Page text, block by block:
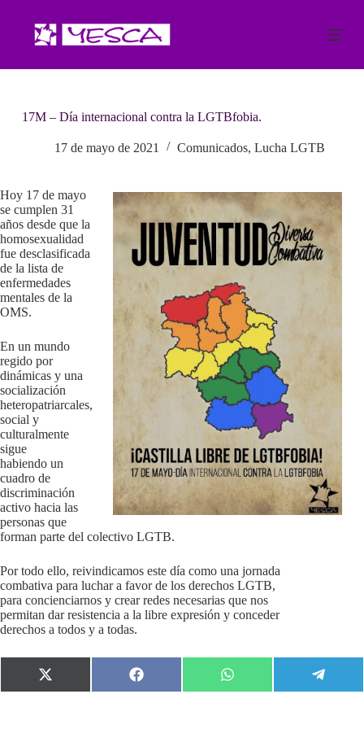
a
e
n
i
d
o
17M – Día internacional contra la LGTBfobia.
17 de mayo de 2021 Comunicados, Lucha LGTB
Hoy 17 de mayo
se cumplen 31
años desde que la
homosexualidad
fue desclasificada
de la lista de
enfermedades
mentales de la
OMS.
En un mundo
regido por
dinámicas y una
socialización
heteropatriarcales,
social y
culturalmente
sigue
habiendo un
cuadro de
discriminación
activo hacia las
personas que
forman parte del colectivo LGTB.
Por todo ello, reivindicamos este día como una jornada
combativa para luchar a favor de los derechos LGTB,
para concienciarnos y crear redes necesarias que nos
permitan dar resistencia a la libre expresión y conceder
derechos a todos y a todas.
Compartir
en
Compartir
en
Compartir
en en